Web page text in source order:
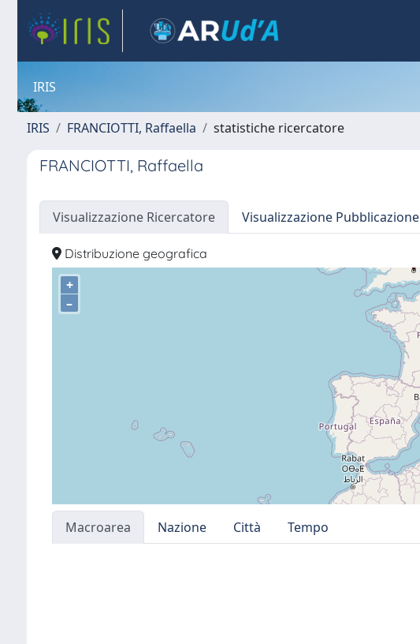
IRIS
IRIS FRANCIOTTI, Raffaella statistiche ricercatore
FRANCIOTTI, Raffaella
Visualizzazione Ricercatore Visualizzazione Pubblicazione
Distribuzione geografica
+
–
Macroarea Nazione Città
Tempo